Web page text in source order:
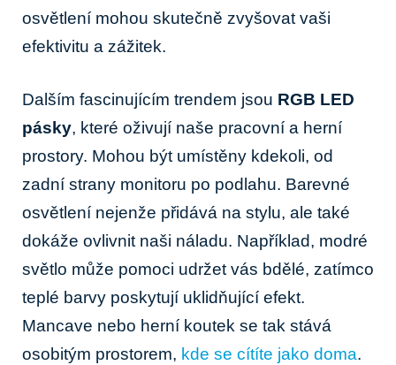
osvětlení mohou skutečně zvyšovat vaši
efektivitu a zážitek.
Dalším fascinujícím trendem jsou RGB LED
pásky, které oživují naše pracovní a herní
prostory. Mohou být umístěny kdekoli, od
zadní strany monitoru po podlahu. Barevné
osvětlení nejenže přidává na stylu, ale také
dokáže ovlivnit naši náladu. Například, modré
světlo může pomoci udržet vás bdělé, zatímco
teplé barvy poskytují uklidňující efekt.
Mancave nebo herní koutek se tak stává
osobitým prostorem, kde se cítíte jako doma.